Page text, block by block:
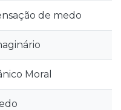
de medo
Moral